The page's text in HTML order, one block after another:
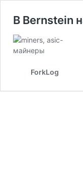
В Bernstein
ForkLog